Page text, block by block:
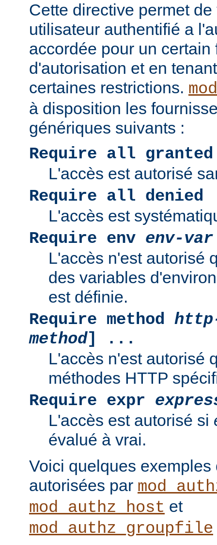
Cette directive permet
utilisateur authentifié a
accordée pour un certain
d'autorisation et en
certaines restrictions.
à disposition les
génériques suivants :
Require all granted
L'accès est autorisé
Require all denied
L'accès est
Require env env-var
L'accès n'est autorisé
des variables
est définie.
Require method
method] ...
L'accès n'est autorisé
méthodes HTTP
Require expr
L'accès est autorisé si
évalué à vrai.
Voici quelques exemples
autorisées par
mod_authz_host et
mod_authz_groupfile